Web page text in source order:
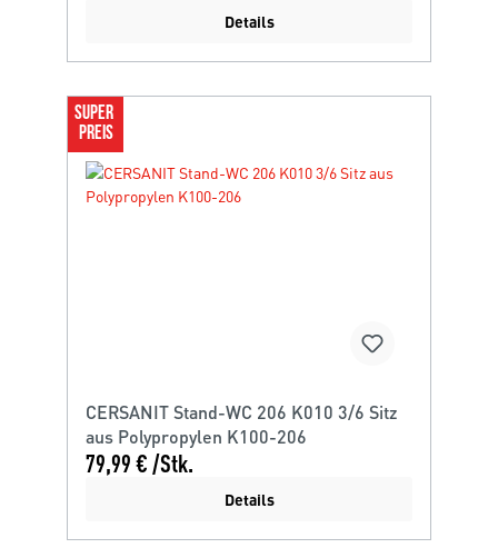
Details
SUPER
PREIS
CERSANIT Stand-WC 206 K010 3/6 Sitz
aus Polypropylen K100-206
79,99 € /Stk.
Details